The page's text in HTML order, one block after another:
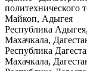
политехнического
Майкоп, Адыгея
Республика
Махачкала,
Республика
Махачкала,